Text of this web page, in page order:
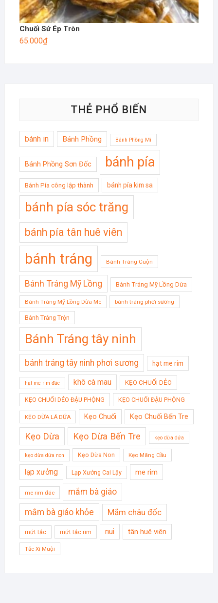
Chuối Sứ Ép Tròn
65.000₫
THẺ PHỔ BIẾN
bánh in Bánh Phồng Bánh Phồng Mì
Bánh Phồng Sơn Đốc bánh pía
Bánh Pía công lập thành bánh pía kim sa
bánh pía sóc trăng
bánh pía tân huê viên
bánh tráng Bánh Tráng Cuộn
Bánh Tráng Mỹ Lồng Bánh Tráng Mỹ Lồng Dừa
Bánh Tráng Mỹ Lồng Dừa Mè bánh tráng phơi sương
Bánh Tráng Trộn
Bánh Tráng tây ninh
bánh tráng tây ninh phơi sương hạt me rim
hạt me rim đác khô cà mau KẸO CHUỐI DẺO
KẸO CHUỐI DẺO ĐẬU PHỘNG KẸO CHUỐI ĐẬU PHỘNG
KẸO DỪA LÁ DỨA Kẹo Chuối Kẹo Chuối Bến Tre
Kẹo Dừa Kẹo Dừa Bến Tre kẹo dừa dứa
kẹo dừa dứa non Kẹo Dừa Non Kẹo Mãng Cầu
lạp xưởng Lạp Xưởng Cai Lậy me rim
me rim đác mắm bà giáo
mắm bà giáo khỏe Mắm châu đốc
mứt tắc mứt tắc rim nui tân huê viên
Tắc Xí Muội